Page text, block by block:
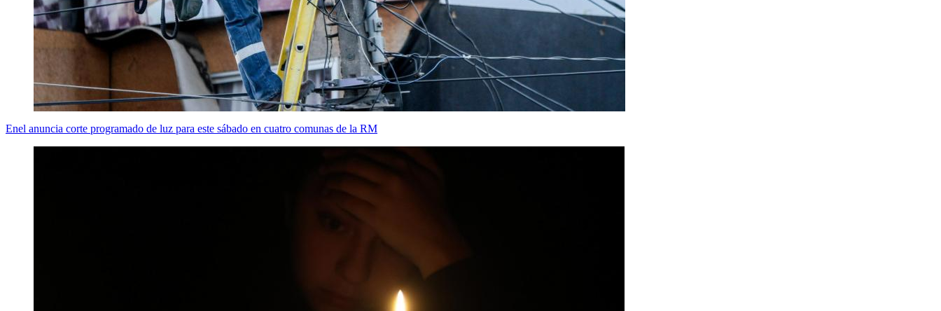
Enel anuncia corte programado de luz para este sábado en cuatro comunas de la RM